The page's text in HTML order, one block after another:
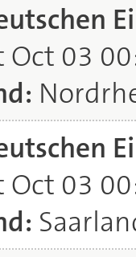
Oct 03
Oct 03